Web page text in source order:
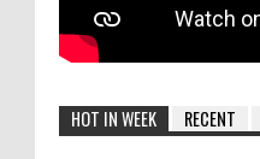
HOT IN WEEK RECENT